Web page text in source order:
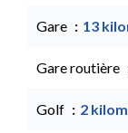
Gare 13
Gare routière
Golf 2